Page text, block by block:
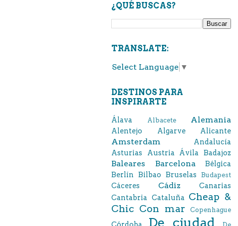
¿QUÉ BUSCAS?
TRANSLATE:
Select Language ▼
DESTINOS PARA
INSPIRARTE
Álava Albacete Alemania
Alentejo Algarve Alicante
Amsterdam
Andalucía
Asturias
Austria Ávila Badajoz
Baleares Barcelona
Bélgica
Berlín Bilbao Bruselas Budapest
Cáceres Cádiz
Canarias
Cantabria Cataluña Cheap &
Chic Con mar Copenhague
De ciudad